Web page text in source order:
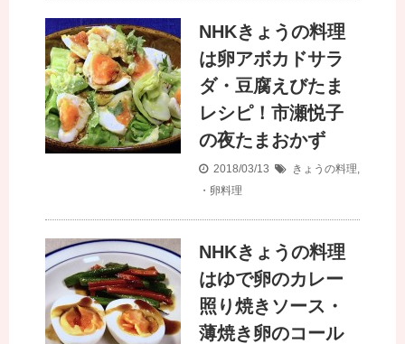
NHKきょうの料理
は卵アボカドサラ
ダ・豆腐えびたま
レシピ！市瀬悦子
の夜たまおかず
2018/03/13 きょうの料理
・卵料理
NHKきょうの料理
はゆで卵のカレー
照り焼きソース・
薄焼き卵のコール